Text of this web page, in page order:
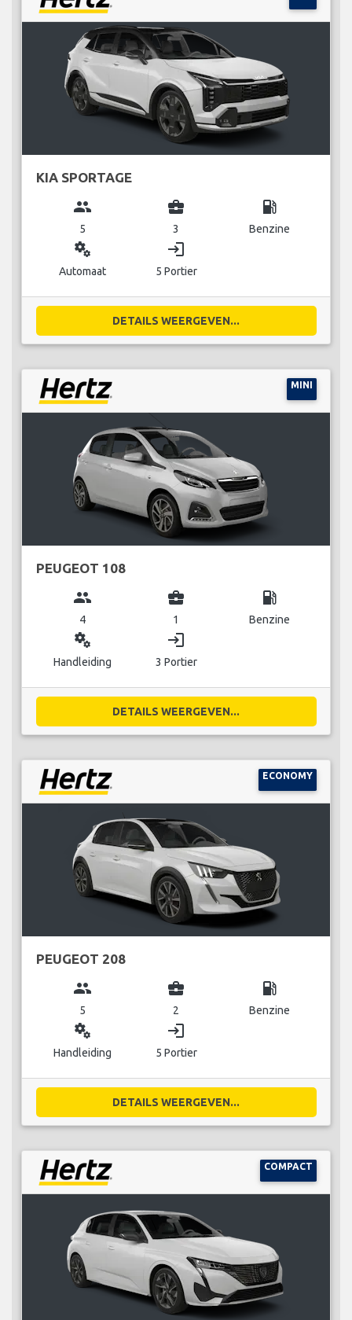
KIA SPORTAGE
group
5
business_center
3
local_gas_station
Benzine
miscellaneous_services
Automaat
login
5 Portier
DETAILS WEERGEVEN...
MINI
PEUGEOT 108
group
4
business_center
1
local_gas_station
Benzine
miscellaneous_services
Handleiding
login
3 Portier
DETAILS WEERGEVEN...
ECONOMY
PEUGEOT 208
group
5
business_center
2
local_gas_station
Benzine
miscellaneous_services
Handleiding
login
5 Portier
DETAILS WEERGEVEN...
COMPACT